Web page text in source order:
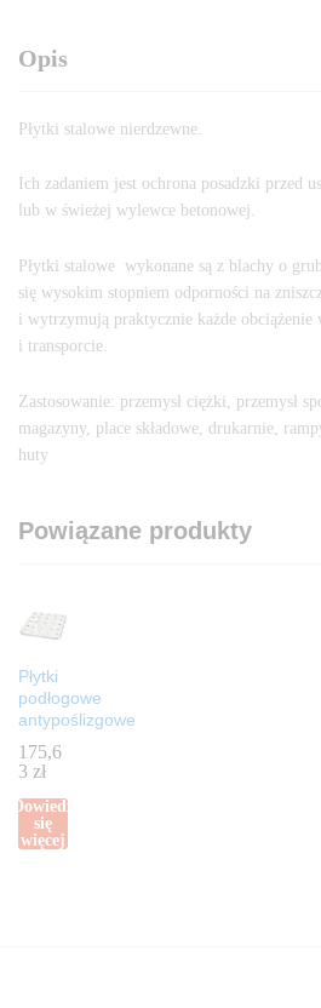
Opis
Płytki stalowe nierdzewne.
Ich zadaniem jest ochrona posadzki przed
lub w świeżej wylewce betonowej.
Płytki stalowe wykonane są z blachy o
się wysokim stopniem odporności na
i wytrzymują praktycznie każde obciążenie
i transporcie.
Zastosowanie: przemysł ciężki, przemysł
magazyny, place składowe, drukarnie,
huty
Powiązane produkty
Płytki
podłogowe
antypoślizgowe
175,6
3 zł
Dowiedz
się
więcej